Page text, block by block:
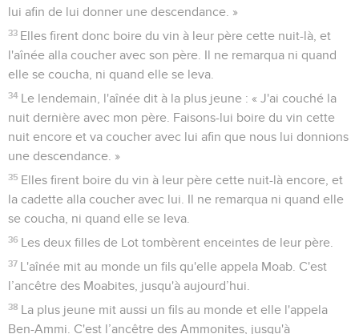
lui afin de lui donner une descendance. »
33 Elles firent donc boire du vin à leur père cette nuit-là, et
l'aînée alla coucher avec son père. Il ne remarqua ni quand
elle se coucha, ni quand elle se leva.
34 Le lendemain, l'aînée dit à la plus jeune : « J'ai couché la
nuit dernière avec mon père. Faisons-lui boire du vin cette
nuit encore et va coucher avec lui afin que nous lui donnions
une descendance. »
35 Elles firent boire du vin à leur père cette nuit-là encore, et
la cadette alla coucher avec lui. Il ne remarqua ni quand elle
se coucha, ni quand elle se leva.
36 Les deux filles de Lot tombèrent enceintes de leur père.
37 L'aînée mit au monde un fils qu'elle appela Moab. C'est
l’ancêtre des Moabites, jusqu'à aujourd’hui.
38 La plus jeune mit aussi un fils au monde et elle l'appela
Ben-Ammi. C'est l’ancêtre des Ammonites, jusqu'à